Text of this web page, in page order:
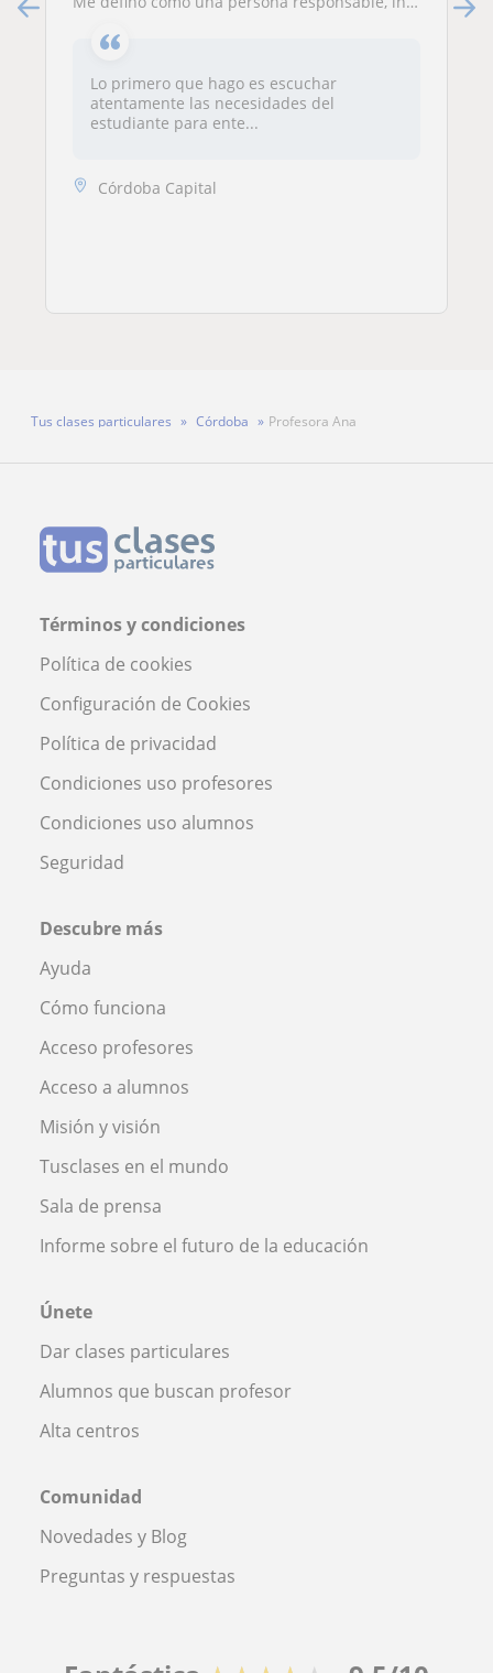
Lo primero que hago es escuchar
atentamente las necesidades del
estudiante para ente...
Córdoba Capital
Tus clases particulares Córdoba Profesora Ana
Términos y condiciones
Política de cookies
Configuración de Cookies
Política de privacidad
Condiciones uso profesores
Condiciones uso alumnos
Seguridad
Descubre más
Ayuda
Cómo funciona
Acceso profesores
Acceso a alumnos
Misión y visión
Tusclases en el mundo
Sala de prensa
Informe sobre el futuro de la educación
Únete
Dar clases particulares
Alumnos que buscan profesor
Alta centros
Comunidad
Novedades y Blog
Preguntas y respuestas